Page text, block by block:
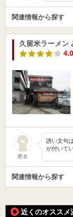
関連情報から探す
久留米ラーメン
匿名
誘い文句
が付いて
関連情報から探す
近くのオススメ